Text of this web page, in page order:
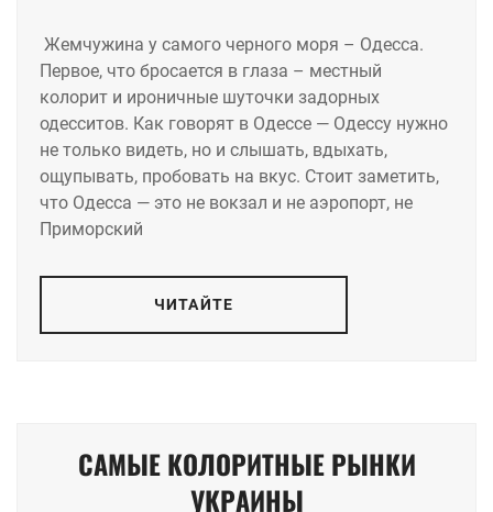
Жемчужина у самого черного моря – Одесса.
Первое, что бросается в глаза – местный
колорит и ироничные шуточки задорных
одесситов. Как говорят в Одессе — Одессу нужно
не только видеть, но и слышать, вдыхать,
ощупывать, пробовать на вкус. Стоит заметить,
что Одесса — это не вокзал и не аэропорт, не
Приморский
ЧИТАЙТЕ
САМЫЕ КОЛОРИТНЫЕ РЫНКИ
УКРАИНЫ